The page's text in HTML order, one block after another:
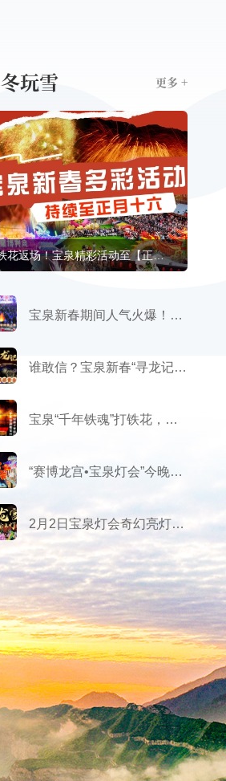
更多 +
冬玩雪
打铁花返场！宝泉精彩活动至【正月十六】
宝泉新春期间人气火爆！精彩活动持续进行中...
谁敢信？宝泉新春“寻龙记”免费送黄金！
宝泉“千年铁魂”打铁花，感受1600°C的浪漫！
“赛博龙宫•宝泉灯会”今晚正式亮灯！
2月2日宝泉灯会奇幻亮灯！神颜NPC重磅揭幕！